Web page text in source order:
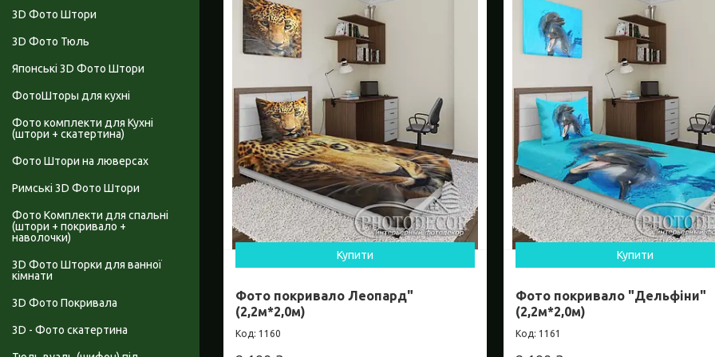
Купити
Фото покривало Леопард"
(2,2м*2,0м)
1160
Купити
Фото покривало "Дельфіни"
(2,2м*2,0м)
1161
3D Фото Штори
3D Фото Тюль
Японські 3D Фото Штори
ФотоШторы для кухні
Фото комплекти для Кухні
(штори + скатертина)
Фото Штори на люверсах
Римські 3D Фото Штори
Фото Комплекти для спальні
(штори + покривало +
наволочки)
3D Фото Шторки для ванної
кімнати
3D Фото Покривала
3D - Фото скатертина